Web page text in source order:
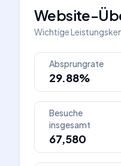
Website-
Wichtige
Absprungrate
29.88%
Besuche
insgesamt
67,580